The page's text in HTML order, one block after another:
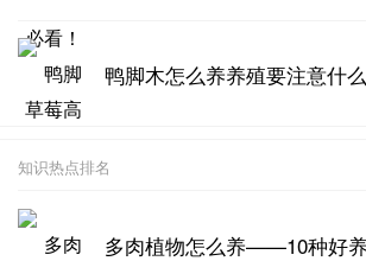
鸭脚木怎么养养殖要注意什么
知识热点排名